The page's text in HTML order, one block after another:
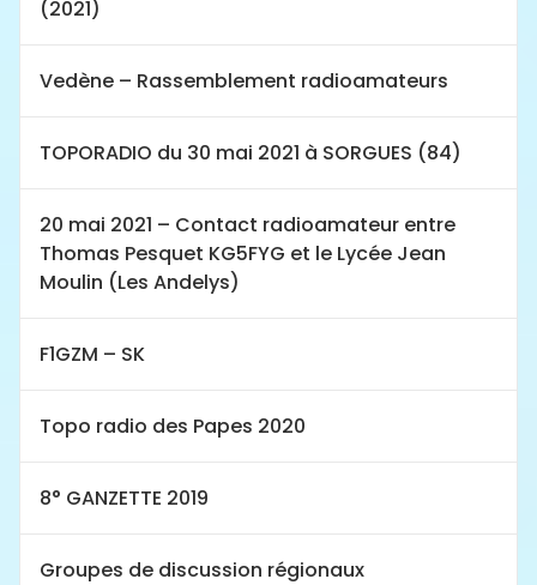
(2021)
Vedène – Rassemblement radioamateurs
TOPORADIO du 30 mai 2021 à SORGUES (84)
20 mai 2021 – Contact radioamateur entre
Thomas Pesquet KG5FYG et le Lycée Jean
Moulin (Les Andelys)
F1GZM – SK
Topo radio des Papes 2020
8° GANZETTE 2019
Groupes de discussion régionaux